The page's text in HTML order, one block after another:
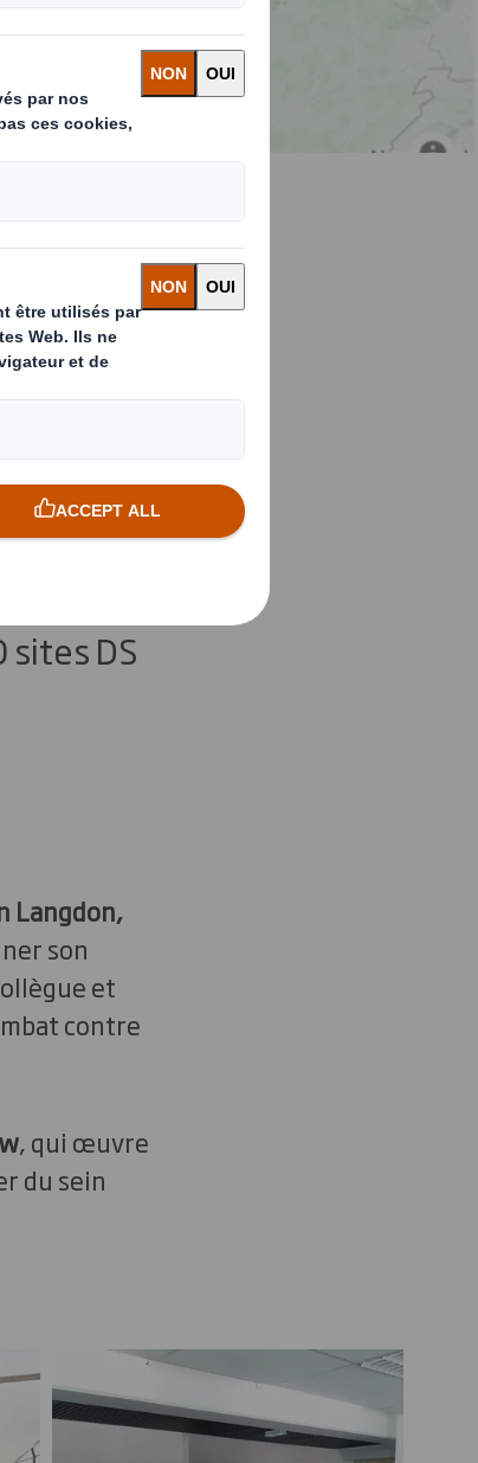
pour
sein
au
DS
Langdon,
son
et
contre
, qui œuvre
du sein